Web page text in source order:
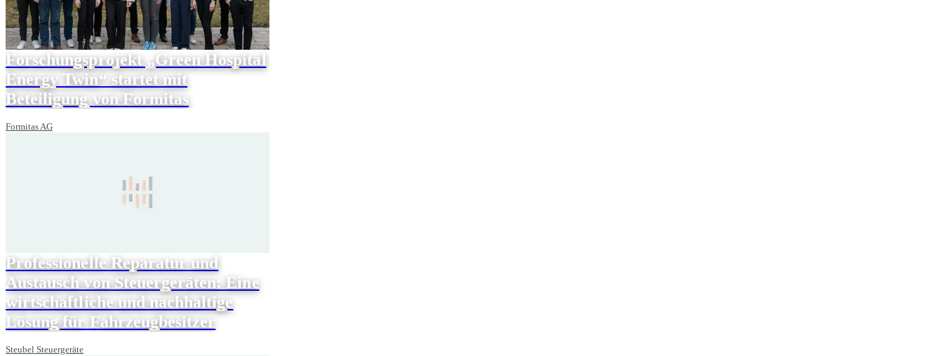
Forschungsprojekt „Green Hospital
Energy Twin“ startet mit
Beteiligung von Formitas
Formitas AG
Professionelle Reparatur und
Austausch von Steuergeräten: Eine
wirtschaftliche und nachhaltige
Lösung für Fahrzeugbesitzer
Steubel Steuergeräte